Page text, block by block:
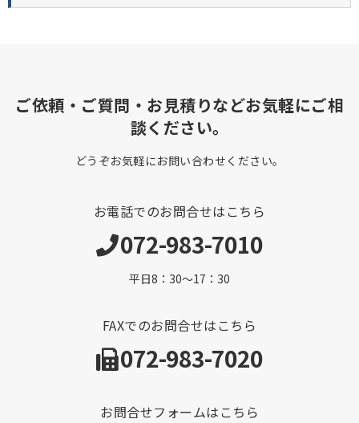
ご依頼・ご質問・お見積りなどお気軽にご相
談ください。
どうぞお気軽にお問い合わせください。
お電話でのお問合せはこちら
072-983-7010
平日8：30～17：30
FAXでのお問合せはこちら
072-983-7020
お問合せフォームはこちら